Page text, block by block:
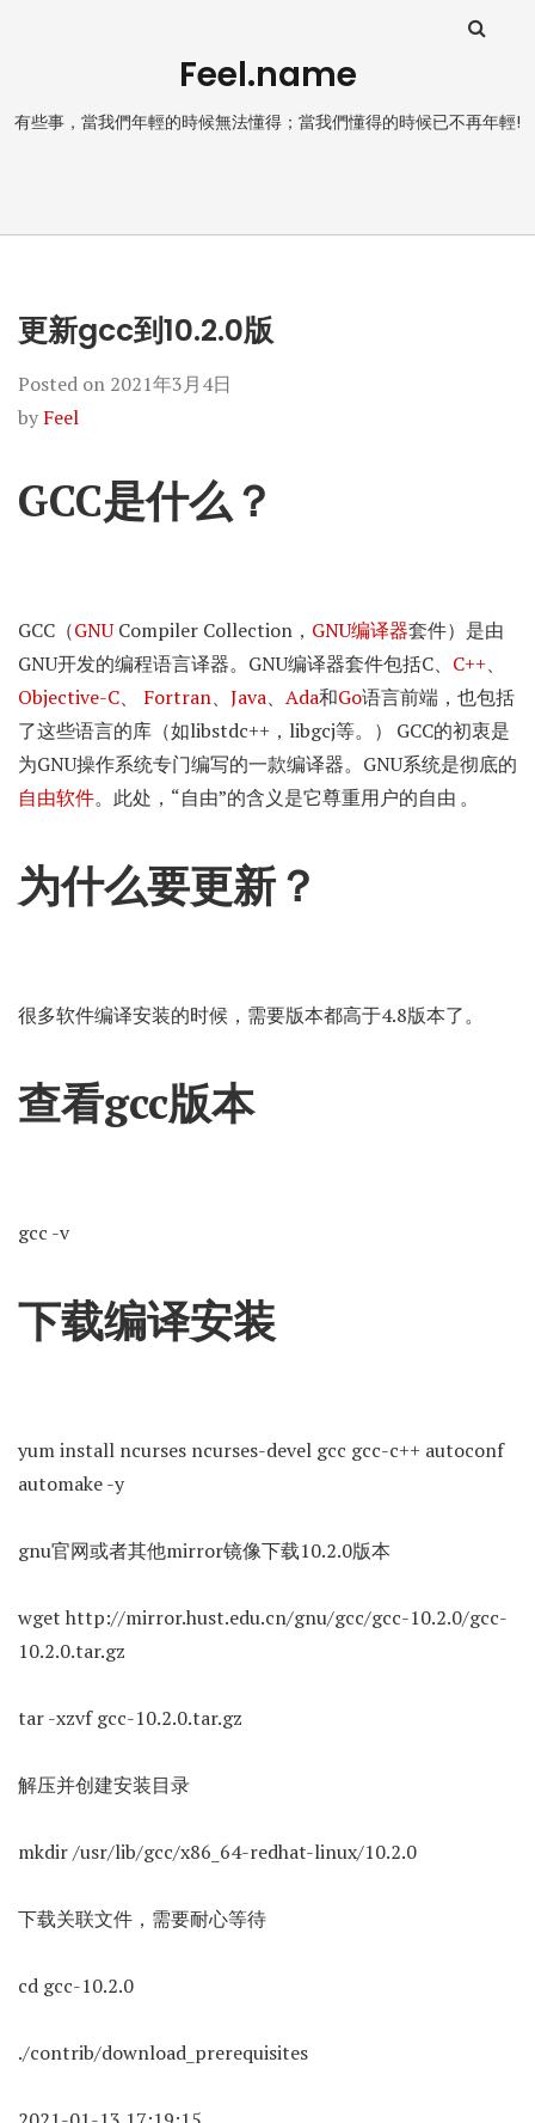
Feel.name
有些事，當我們年輕的時候無法懂得；當我們懂得的時候已不再年輕!
更新gcc到10.2.0版
Posted on 2021年3月4日
by Feel
GCC是什么？
GCC（GNUCompiler Collection， GNU编译器套件）是由
GNU开发的编程语言译器。GNU编译器套件包括C、 C++、
Objective-C、 Fortran、 Java、 Ada和Go语言前端，也包括
了这些语言的库（如libstdc++，libgcj等。）
GCC的初衷是
为GNU操作系统专门编写的一款编译器。GNU系统是彻底的
自由软件。此处，“自由”的含义是它尊重用户的自由 。
为什么要更新？
很多软件编译安装的时候，需要版本都高于4.8版本了。
查看gcc版本
gcc -v
下载编译安装
yum install ncurses ncurses-devel gcc gcc-c++ autoconf
automake -y
gnu官网或者其他mirror镜像下载10.2.0版本
wget http://mirror.hust.edu.cn/gnu/gcc/gcc-10.2.0/gcc-
10.2.0.tar.gz
tar -xzvf gcc-10.2.0.tar.gz
解压并创建安装目录
mkdir /usr/lib/gcc/x86_64-redhat-linux/10.2.0
下载关联文件，需要耐心等待
cd gcc-10.2.0
./contrib/download_prerequisites